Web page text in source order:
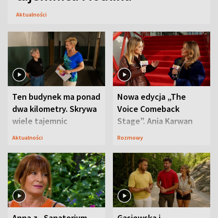
Aktualności
Ten budynek ma ponad
dwa kilometry. Skrywa
wiele tajemnic
Aktualności
Nowa edycja „The
Voice Comeback
Stage”. Ania Karwan
zapowiada
Rozmowy